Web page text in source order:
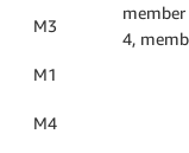
M3
M1
M4
4,